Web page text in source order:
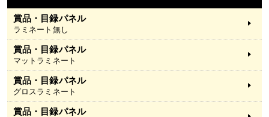
賞品・目録パネル
ラミネート無し
賞品・目録パネル
マットラミネート
賞品・目録パネル
グロスラミネート
賞品・目録パネル